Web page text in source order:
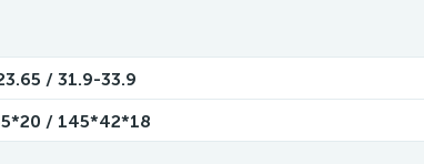
/ 31.9-33.9
/ 145*42*18